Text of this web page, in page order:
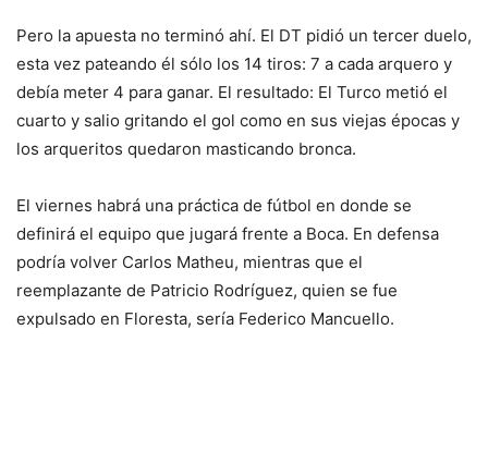
Pero la apuesta no terminó ahí. El DT pidió un tercer duelo,
esta vez pateando él sólo los 14 tiros: 7 a cada arquero y
debía meter 4 para ganar. El resultado: El Turco metió el
cuarto y salio gritando el gol como en sus viejas épocas y
los arqueritos quedaron masticando bronca.
El viernes habrá una práctica de fútbol en donde se
definirá el equipo que jugará frente a Boca. En defensa
podría volver Carlos Matheu, mientras que el
reemplazante de Patricio Rodríguez, quien se fue
expulsado en Floresta, sería Federico Mancuello.